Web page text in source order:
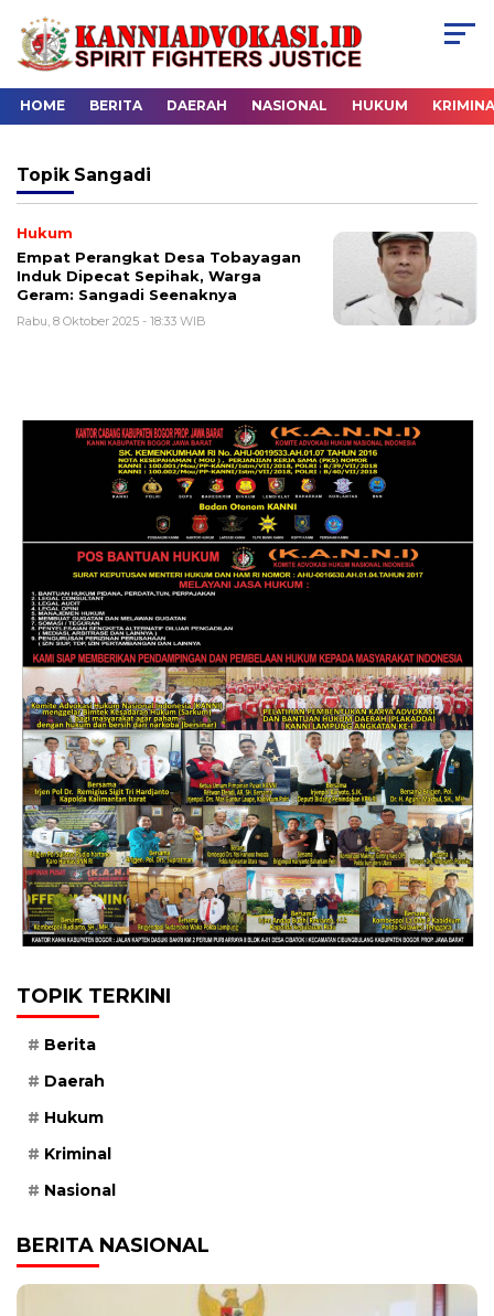
HOME BERITA DAERAH NASIONAL HUKUM
Topik Sangadi
Hukum
Empat Perangkat Desa Tobayagan
Induk Dipecat Sepihak, Warga
Geram: Sangadi Seenaknya
Rabu, 8 Oktober 2025 - 18:33 WIB
TOPIK TERKINI
Berita
Daerah
Hukum
Kriminal
Nasional
BERITA NASIONAL